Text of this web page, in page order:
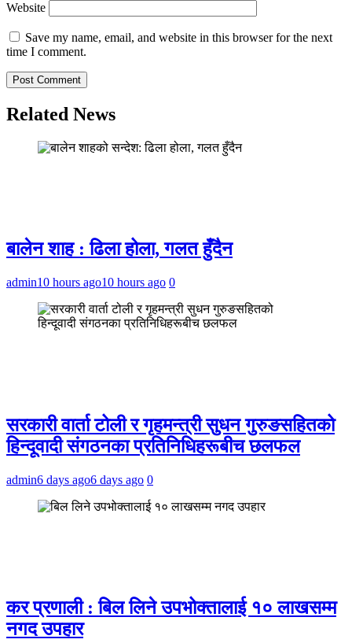
Website
Save my name, email, and website in this browser for the next
time I comment.
Related News
बालेन शाह : ढिला होला, गलत हुँदैन
admin10 hours ago10 hours ago 0
सरकारी वार्ता टोली र गृहमन्त्री सुधन गुरुङसहितको
हिन्दूवादी संगठनका प्रतिनिधिहरूबीच छलफल
admin6 days ago6 days ago 0
कर प्रणाली : बिल लिने उपभोक्तालाई १० लाखसम्म
नगद उपहार